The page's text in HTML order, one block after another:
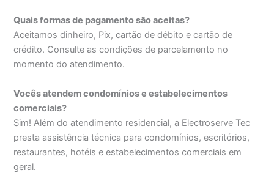
Quais formas de pagamento são aceitas?
Aceitamos dinheiro, Pix, cartão de débito e cartão de
crédito. Consulte as condições de parcelamento no
momento do atendimento.
Vocês atendem condomínios e estabelecimentos
comerciais?
Sim! Além do atendimento residencial, a Electroserve Tec
presta assistência técnica para condomínios, escritórios,
restaurantes, hotéis e estabelecimentos comerciais em
geral.